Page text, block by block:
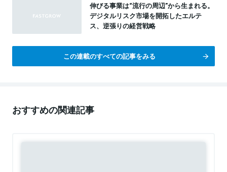
伸びる事業は“流行の周辺”から生まれる。
デジタルリスク市場を開拓したエルテ
ス、逆張りの経営戦略
この連載のすべての記事をみる
おすすめの関連記事